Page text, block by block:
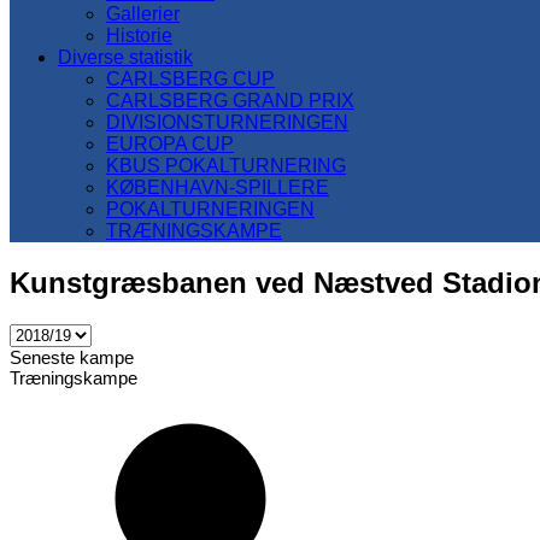
Gallerier
Historie
Diverse statistik
CARLSBERG CUP
CARLSBERG GRAND PRIX
DIVISIONSTURNERINGEN
EUROPA CUP
KBUS POKALTURNERING
KØBENHAVN-SPILLERE
POKALTURNERINGEN
TRÆNINGSKAMPE
Kunstgræsbanen ved Næstved
Seneste kampe
Træningskampe